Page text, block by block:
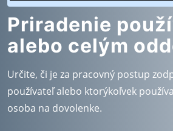
Priradenie
alebo celým
Určite, či je za pracovný postup
používateľ alebo ktorýkoľvek
osoba na dovolenke.